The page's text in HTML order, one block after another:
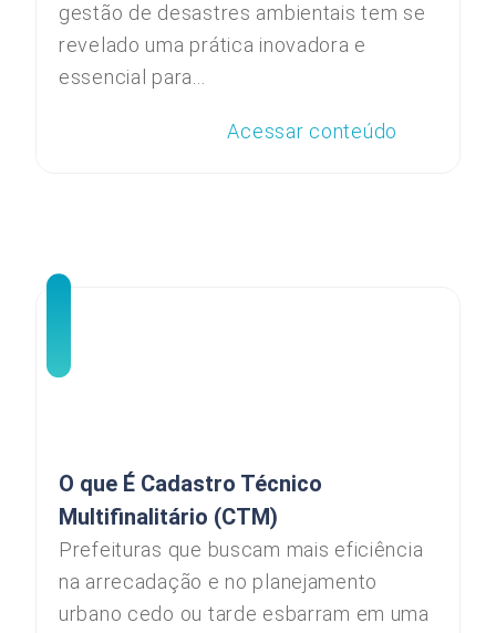
gestão de desastres ambientais tem se
revelado uma prática inovadora e
essencial para...
Acessar conteúdo
O que É Cadastro Técnico
Multifinalitário (CTM)
Prefeituras que buscam mais eficiência
na arrecadação e no planejamento
urbano cedo ou tarde esbarram em uma